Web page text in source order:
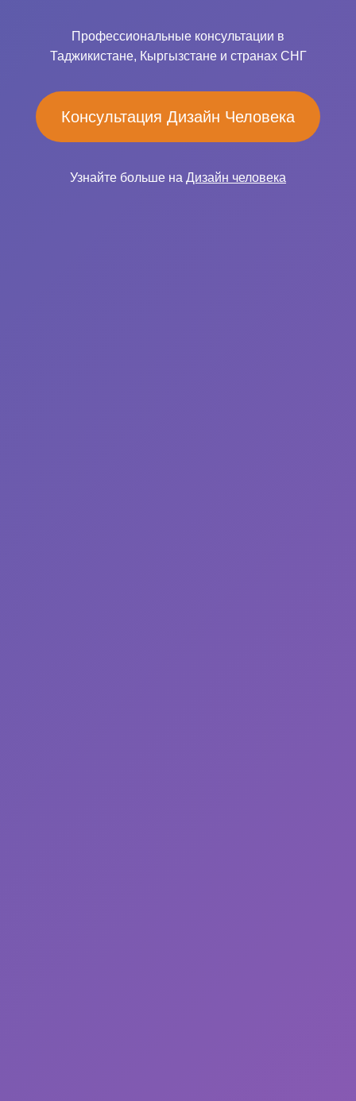
Профессиональные консультации в
Таджикистане, Кыргызстане и странах СНГ
Консультация Дизайн Человека
Узнайте больше на Дизайн человека